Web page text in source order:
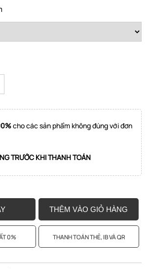
cho các sản phẩm không đúng với đơn
TRƯỚC KHI THANH TOÁN
THÊM VÀO GIỎ HÀNG
0% THANH TOÁN THẺ, IB VÀ QR